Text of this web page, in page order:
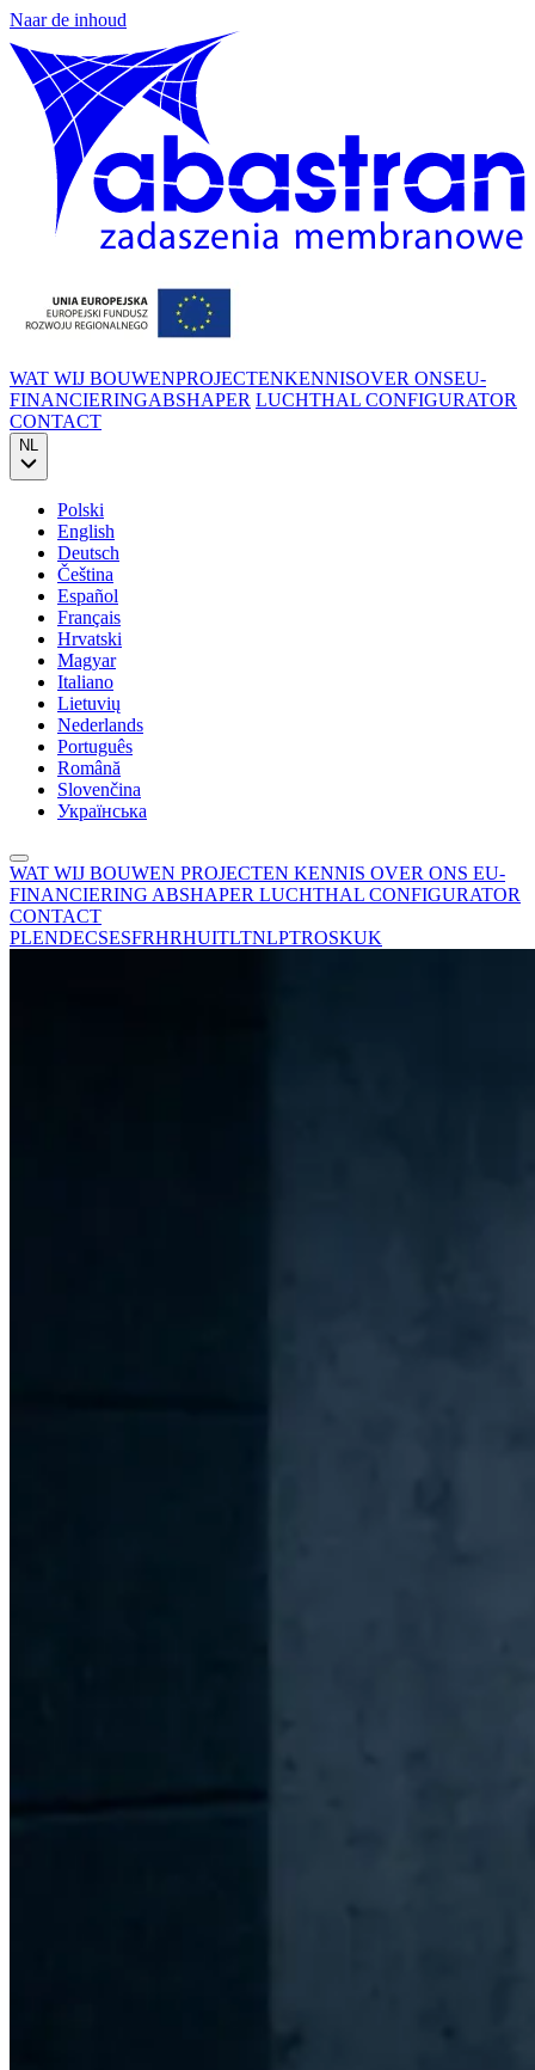
Naar de inhoud
WAT WIJ BOUWENPROJECTENKENNISOVER ONSEU-
FINANCIERINGABSHAPER LUCHTHAL CONFIGURATOR
CONTACT
NL
Polski
English
Deutsch
Čeština
Español
Français
Hrvatski
Magyar
Italiano
Lietuvių
Nederlands
Português
Română
Slovenčina
Українська
WAT WIJ BOUWEN PROJECTEN KENNIS OVER ONS EU-
FINANCIERING ABSHAPER LUCHTHAL CONFIGURATOR
CONTACT
PLENDECSESFRHRHUITLTNLPTROSKUK